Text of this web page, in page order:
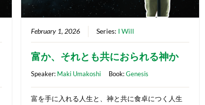
February 1, 2026 Series: I Will
富か、それとも共におられる神か
Speaker: Maki Umakoshi Book:Genesis
富を手に入れる人生と、神と共に食卓につく人生